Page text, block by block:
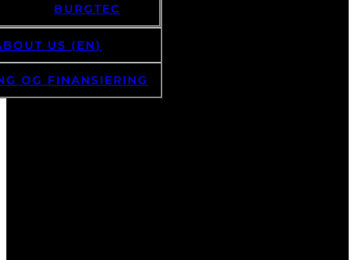
BURGTEC
US (EN)
OG FINANSIERING